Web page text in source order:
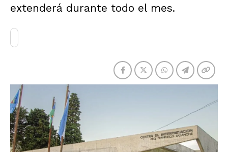
extenderá durante todo el mes.